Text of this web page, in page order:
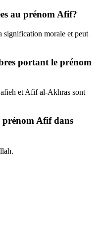
au prénom Afif?
signification morale et peut
portant le prénom
et Afif al-Akhras sont
prénom Afif dans